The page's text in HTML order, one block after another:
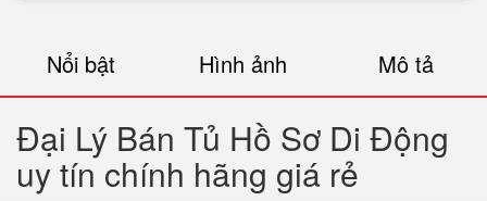
Nổi bật Hình ảnh Mô tả
Đại Lý Bán Tủ Hồ Sơ Di Động
uy tín chính hãng giá rẻ